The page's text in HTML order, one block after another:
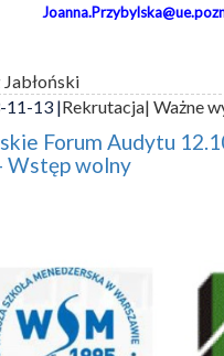
Jabłoński
11-13 |Rekrutacja| Ważne
Forum Audytu
Wstęp wolny